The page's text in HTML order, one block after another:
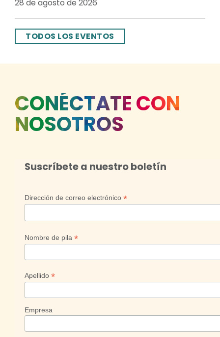
28 de agosto de 2026
TODOS LOS EVENTOS
CONÉCTATE CON
NOSOTROS
Suscríbete a nuestro boletín
Dirección de correo electrónico *
Nombre de pila *
Apellido *
Empresa